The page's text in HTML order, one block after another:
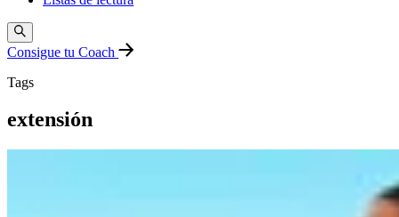
Consigue tu Coach
Tags
extensión